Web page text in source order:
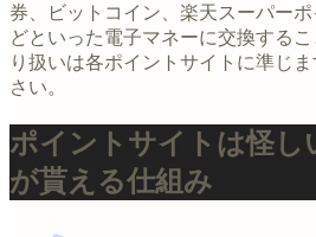
券、ビットコイン、楽天スーパーポ
どといった電子マネーに交換する
り扱いは各ポイントサイトに準じ
さい。
ポイントサイトは怪し
が貰える仕組み